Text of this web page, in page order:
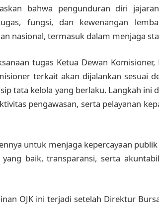
bahwa pengunduran diri
fungsi, dan kewenangan
nasional, termasuk dalam menjaga
tugas Ketua Dewan Komisioner,
terkait akan dijalankan sesuai
tata kelola yang berlaku. Langkah ini
pengawasan, serta pelayanan
untuk menjaga kepercayaan
baik, transparansi, serta
OJK ini terjadi setelah Direktur